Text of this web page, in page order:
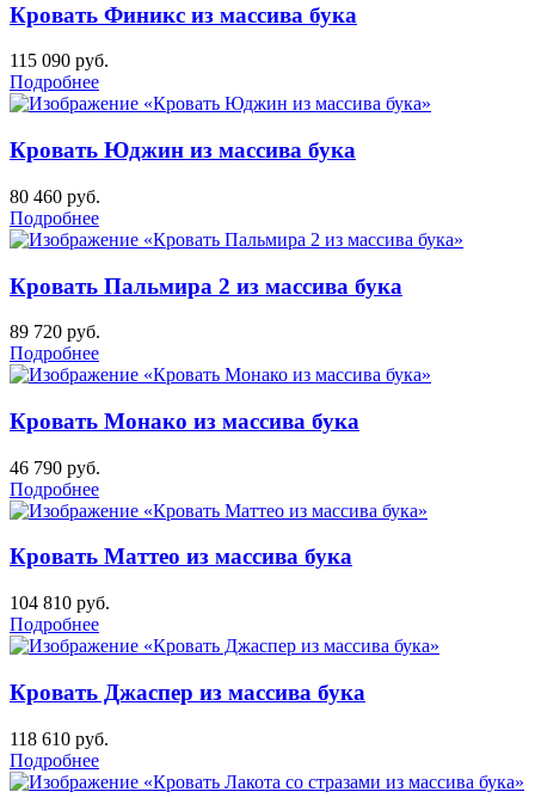
Кровать Финикс из массива бука
115 090 руб.
Подробнее
Кровать Юджин из массива бука
80 460 руб.
Подробнее
Кровать Пальмира 2 из массива бука
89 720 руб.
Подробнее
Кровать Монако из массива бука
46 790 руб.
Подробнее
Кровать Маттео из массива бука
104 810 руб.
Подробнее
Кровать Джаспер из массива бука
118 610 руб.
Подробнее